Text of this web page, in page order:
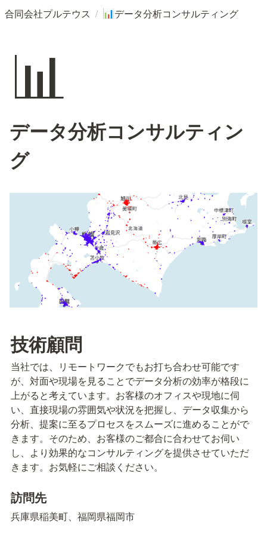
合同会社プルテウス / 📊 データ分析コンサルティング
📊
データ分析コンサルティン
グ
技術顧問
当社では、リモートワークでもお打ち合わせ可能です
が、対面や現場を見ることでデータ分析の効率が格段に
上がると考えています。お客様のオフィスや現地に伺
い、直接現場の雰囲気や状況を把握し、データ収集から
分析、提案に至るプロセスをスムーズに進めることがで
きます。そのため、お客様のご都合に合わせてお伺い
し、より効果的なコンサルティングを提供させていただ
きます。お気軽にご相談ください。
訪問先
兵庫県稲美町、福岡県福岡市